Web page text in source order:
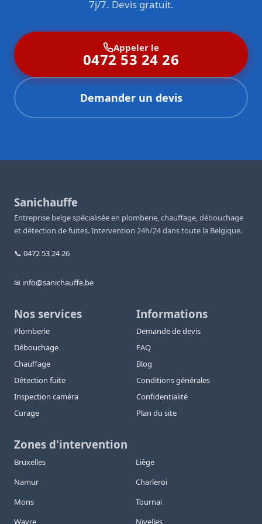
7j/7. Devis gratuit.
Appeler le
0472 53 24 26
Demander un devis
Sanichauffe
Entreprise belge spécialisée en plomberie, chauffage, débouchage
et détection de fuites. Intervention 24h/24 dans toute la Belgique.
📞 0472 53 24 26
✉ info@sanichauffe.be
Nos services
Plomberie
Débouchage
Chauffage
Détection fuite
Inspection caméra
Curage
Informations
Demande de devis
FAQ
Blog
Conditions générales
Confidentialité
Plan du site
Zones d'intervention
Bruxelles
Liège
Namur
Charleroi
Mons
Tournai
Wavre
Nivelles